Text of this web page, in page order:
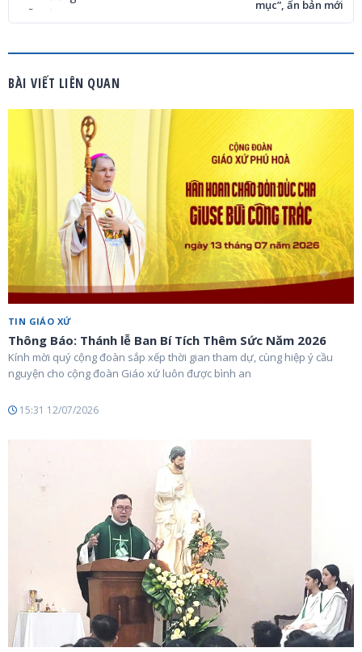
mục”, ấn bản mới
BÀI VIẾT LIÊN QUAN
TIN GIÁO XỨ
Thông Báo: Thánh lễ Ban Bí Tích Thêm Sức Năm 2026
Kính mời quý cộng đoàn sắp xếp thời gian tham dự, cùng hiệp ý cầu
nguyện cho cộng đoàn Giáo xứ luôn được bình an
15:31 12/07/2026